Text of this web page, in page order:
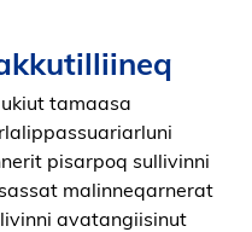
tamaasa
pisarpoq sullivinni
malinneqarnerat
avatangiisinut